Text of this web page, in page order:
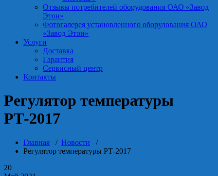
Отзывы потребителей оборудования ОАО «Завод
Этон»
Фотогалерея установленного оборудования ОАО
«Завод Этон»
Услуги
Доставка
Гарантия
Сервисный центр
Контакты
Регулятор температуры
РТ-2017
Главная / Новости /
Регулятор температуры РТ-2017
20